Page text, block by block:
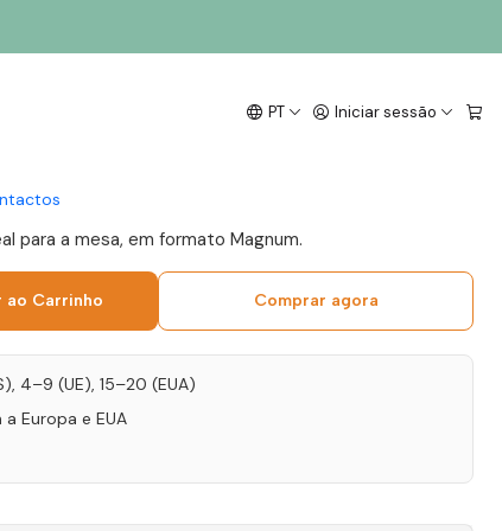
PT Iniciar sessão
Reserva das
para a mesa, em formato Magnum.
ao Carrinho Comprar agora
4–9 (UE), 15–20 (EUA)
Europa e EUA